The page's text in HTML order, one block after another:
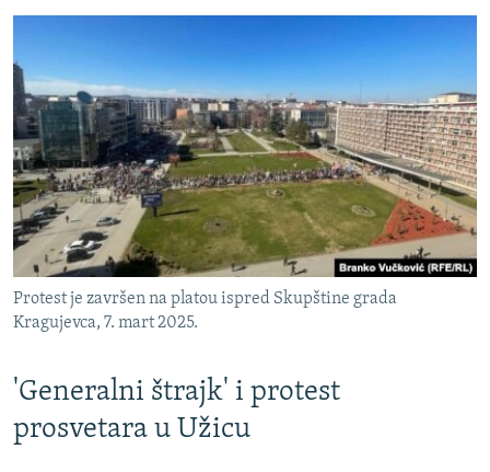
Protest je završen na platou ispred Skupštine grada
Kragujevca, 7. mart 2025.
'Generalni štrajk' i protest
prosvetara u Užicu